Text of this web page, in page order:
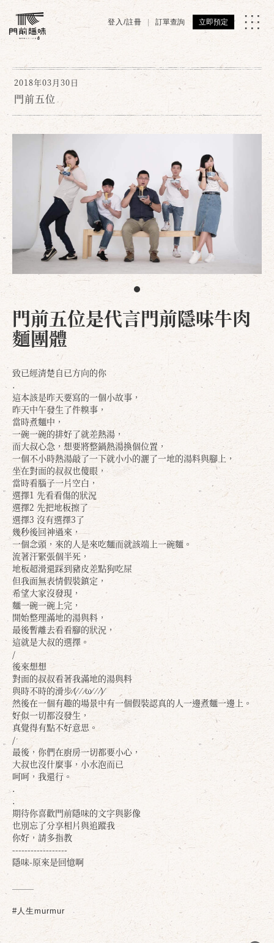
登入/註冊 訂單查詢 立即預定
2018年03月30日
門前五位
門前五位是代言門前隱味牛肉
麵團體
致已經清楚自已方向的你
.
這本該是昨天要寫的一個小故事，
昨天中午發生了件糗事，
當時煮麵中，
一碗一碗的排好了就差熱湯，
而大叔心急，想要將整鍋熱湯換個位置，
一個不小時熱湯敲了一下就小小的灑了一地的湯料與腳上，
坐在對面的叔叔也傻眼，
當時看腦子一片空白，
選擇1 先看看傷的狀況
選擇2 先把地板擦了
選擇3 沒有選擇3了
幾秒後回神過來，
一個念頭，來的人是來吃麵而就該端上一碗麵。
流著汗緊張個半死，
地板超滑還踩到豬皮差點狗吃屎
但我面無表情假裝鎮定，
希望大家沒發現，
麵一碗一碗上完，
開始整理滿地的湯與料，
最後暫離去看看腳的狀況，
這就是大叔的選擇。
/
後來想想
對面的叔叔看著我滿地的湯與料
與時不時的滑步⁄(⁄ ⁄ ⁄ω⁄ ⁄ ⁄)⁄
然後在一個有趣的場景中有一個假裝認真的人一邊煮麵一邊上。
好似一切都沒發生，
真覺得有點不好意思。
/
最後，你們在廚房一切都要小心，
大叔也沒什麼事，小水泡而已
呵呵，我還行。
.
.
期待你喜歡門前隱味的文字與影像
也別忘了分享相片與追蹤我
你好，請多指教
------------------
隱味-原來是回憶啊
#人生murmur